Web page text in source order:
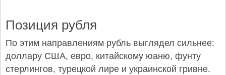
Позиция рубля
По этим направлениям рубль выглядел сильнее:
доллару США, евро, китайскому юаню, фунту
стерлингов, турецкой лире и украинской гривне.